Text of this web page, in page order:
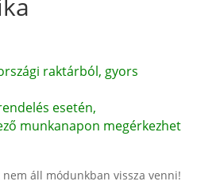
raktárból, gyors
esetén,
munkanapon megérkezhet
áll módunkban vissza venni!